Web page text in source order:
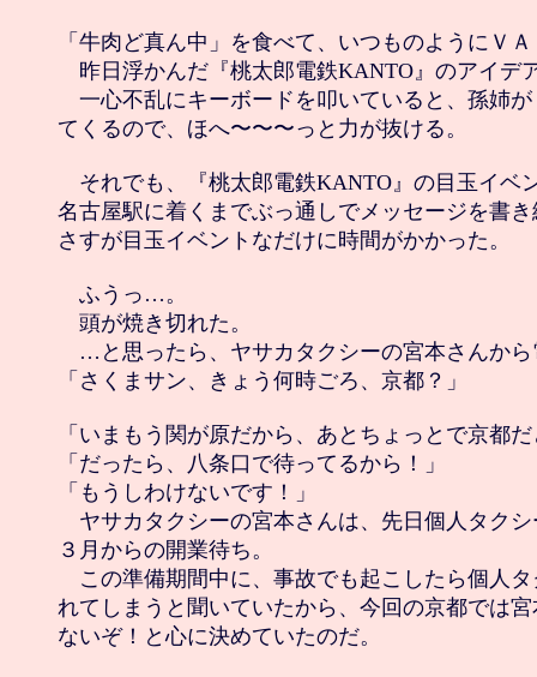
「牛肉ど真ん中」を食べて、いつものようにＶ
昨日浮かんだ『桃太郎電鉄KANTO』のアイデ
一心不乱にキーボードを叩いていると、孫姉
てくるので、ほへ〜〜〜っと力が抜ける。
それでも、『桃太郎電鉄KANTO』の目玉イベ
名古屋駅に着くまでぶっ通しでメッセージを書
さすが目玉イベントなだけに時間がかかった。
ふうっ…。
頭が焼き切れた。
…と思ったら、ヤサカタクシーの宮本さんから
「さくまサン、きょう何時ごろ、京都？」
「いまもう関が原だから、あとちょっとで京都
「だったら、八条口で待ってるから！」
「もうしわけないです！」
ヤサカタクシーの宮本さんは、先日個人タク
３月からの開業待ち。
この準備期間中に、事故でも起こしたら個人
れてしまうと聞いていたから、今回の京都では
ないぞ！と心に決めていたのだ。